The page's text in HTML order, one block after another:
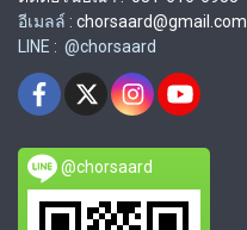
อีเมลล์ : chorsaard@gmail.com
LINE : @chorsaard
@chorsaard